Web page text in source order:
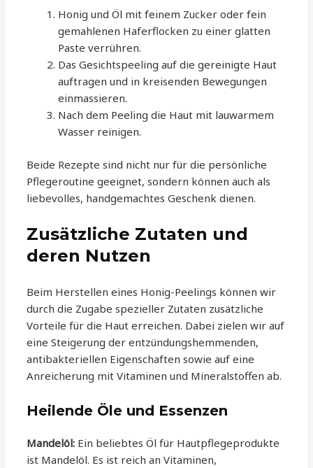
Honig und Öl mit feinem Zucker oder fein
gemahlenen Haferflocken zu einer glatten
Paste verrühren.
Das Gesichtspeeling auf die gereinigte Haut
auftragen und in kreisenden Bewegungen
einmassieren.
Nach dem Peeling die Haut mit lauwarmem
Wasser reinigen.
Beide Rezepte sind nicht nur für die persönliche
Pflegeroutine geeignet, sondern können auch als
liebevolles, handgemachtes Geschenk dienen.
Zusätzliche Zutaten und
deren Nutzen
Beim Herstellen eines Honig-Peelings können wir
durch die Zugabe spezieller Zutaten zusätzliche
Vorteile für die Haut erreichen. Dabei zielen wir auf
eine Steigerung der entzündungshemmenden,
antibakteriellen Eigenschaften sowie auf eine
Anreicherung mit Vitaminen und Mineralstoffen ab.
Heilende Öle und Essenzen
Mandelöl: Ein beliebtes Öl für Hautpflegeprodukte
ist Mandelöl. Es ist reich an Vitaminen,